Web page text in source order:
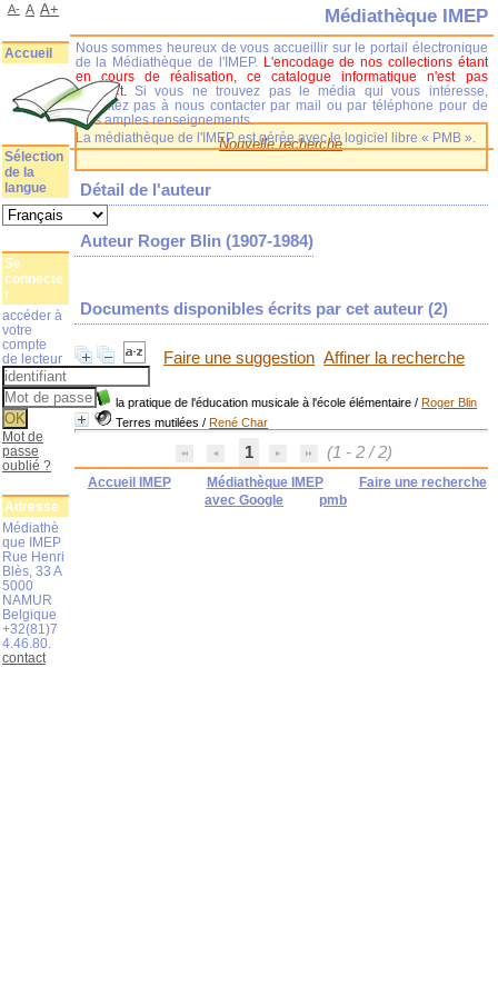
Nouvelle recherche
Détail de l'auteur
Auteur Roger Blin (1907-1984)
Documents disponibles écrits par cet auteur (2)
Faire une suggestion Affiner la recherche
la pratique de l'éducation musicale à l'école élémentaire /Roger Blin
Terres mutilées /René Char
1 (1 - 2 / 2)
Accueil IMEP Médiathèque IMEP
Faire une recherche
avec Google
pmb
Médiathèque IMEP
Nous sommes heureux de vous accueillir sur le portail électronique
de la Médiathèque de l'IMEP. L'encodage de nos collections étant
en cours de réalisation, ce catalogue informatique n'est pas
complet.
Si vous ne trouvez pas le média qui vous intéresse,
n'hésitez pas à nous contacter par mail ou par téléphone pour de
plus amples renseignements.
La médiathèque de l'IMEP est gérée avec le logiciel libre « PMB ».
A- A A+
Accueil
Sélection
de la
langue
Se
connecte
r
accéder à
votre
compte
de lecteur
Mot de
passe
oublié ?
Adresse
Médiathè
que IMEP
Rue Henri
Blès, 33 A
5000
NAMUR
Belgique
+32(81)7
4.46.80.
contact